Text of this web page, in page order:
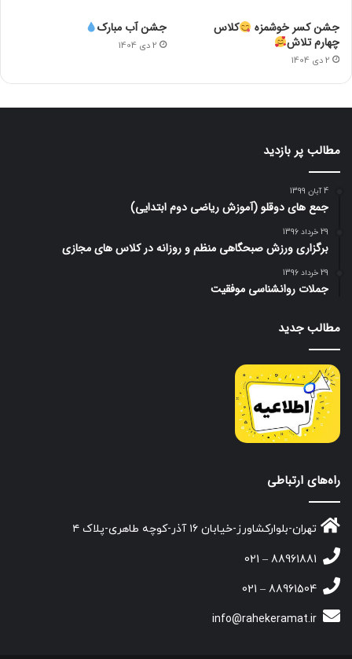
جشن کسر خوشمزه
کلاس
چهارم تلاش
2 دی 1404
جشن آب مبارک
2 دی 1404
مطالب پر بازدید
4 آبان 1399
جمع های دوقلو (آموزش ریاضی دوم ابتدایی)
29 خرداد 1396
برگزاری ورزش صبحگاهی منظم و روزانه در کلاس های مجازی
29 خرداد 1396
جملات روانشناسی موفقیت
مطالب جدید
راه‌های ارتباطی
تهران-بلوارکشاورز-خیابان ۱۶ آذر-کوچه طاهری-پلاک ۴
88961881 – 021
88961504 – 021
info@rahekeramat.ir